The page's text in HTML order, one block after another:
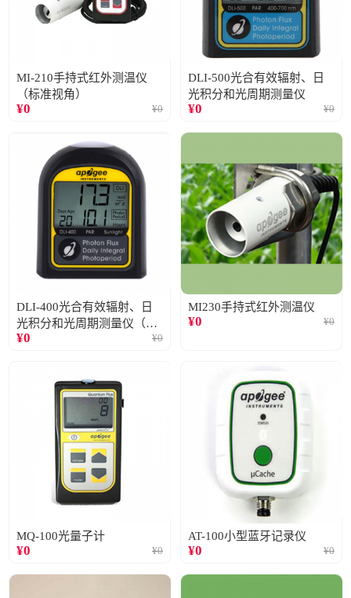
MI-210手持式红外测温仪
（标准视角）
¥0 ¥0
DLI-500光合有效辐射、日
光积分和光周期测量仪
¥0 ¥0
DLI-400光合有效辐射、日
光积分和光周期测量仪（仅
阳光）
¥0 ¥0
MI230手持式红外测温仪
¥0 ¥0
MQ-100光量子计
¥0 ¥0
AT-100小型蓝牙记录仪
¥0 ¥0